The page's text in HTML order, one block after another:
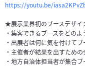
https://youtu.be/
★展示業界初のブースデザイ
・集客できるブースをどの
・出展者は何に気を付けて
・主催者が結果を出すため
・地方自治体担当者が集合